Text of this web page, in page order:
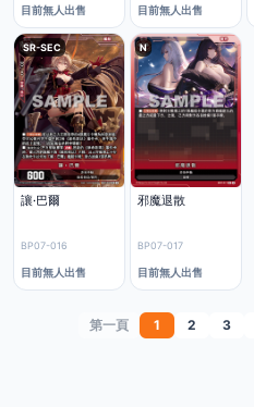
目前無人出售 目前無人出售
SR-SEC
讓·巴爾
BP07-016
目前無人出售
N
邪魔退散
BP07-017
目前無人出售
第一頁 1 2 3